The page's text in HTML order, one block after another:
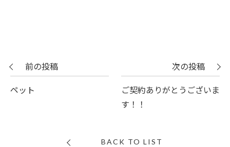
前の投稿
ペット
次の投稿
ご契約ありがとうございま
す！！
BACK TO LIST